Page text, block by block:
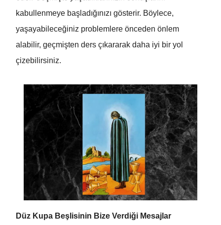
kabullenmeye başladığınızı gösterir. Böylece,
yaşayabileceğiniz problemlere önceden önlem
alabilir, geçmişten ders çıkararak daha iyi bir yol
çizebilirsiniz.
Düz Kupa Beşlisinin Bize Verdiği Mesajlar